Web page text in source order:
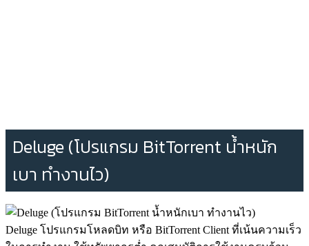
Deluge (โปรแกรม BitTorrent น้ำหนัก
เบา ทำงานไว)
Deluge โปรแกรมโหลดบิท หรือ BitTorrent Client ที่เน้นความเร็ว